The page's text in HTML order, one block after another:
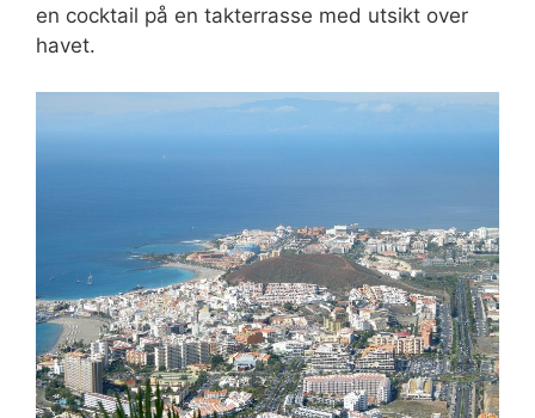
en cocktail på en takterrasse med utsikt over
havet.